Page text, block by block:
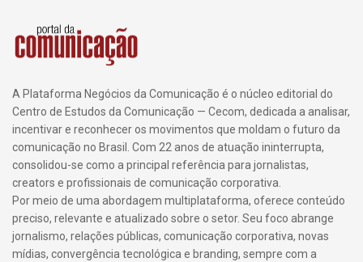
A Plataforma Negócios da Comunicação é o núcleo editorial do
Centro de Estudos da Comunicação — Cecom, dedicada a analisar,
incentivar e reconhecer os movimentos que moldam o futuro da
comunicação no Brasil. Com 22 anos de atuação ininterrupta,
consolidou-se como a principal referência para jornalistas,
creators e profissionais de comunicação corporativa.
Por meio de uma abordagem multiplataforma, oferece conteúdo
preciso, relevante e atualizado sobre o setor. Seu foco abrange
jornalismo, relações públicas, comunicação corporativa, novas
mídias, convergência tecnológica e branding, sempre com a